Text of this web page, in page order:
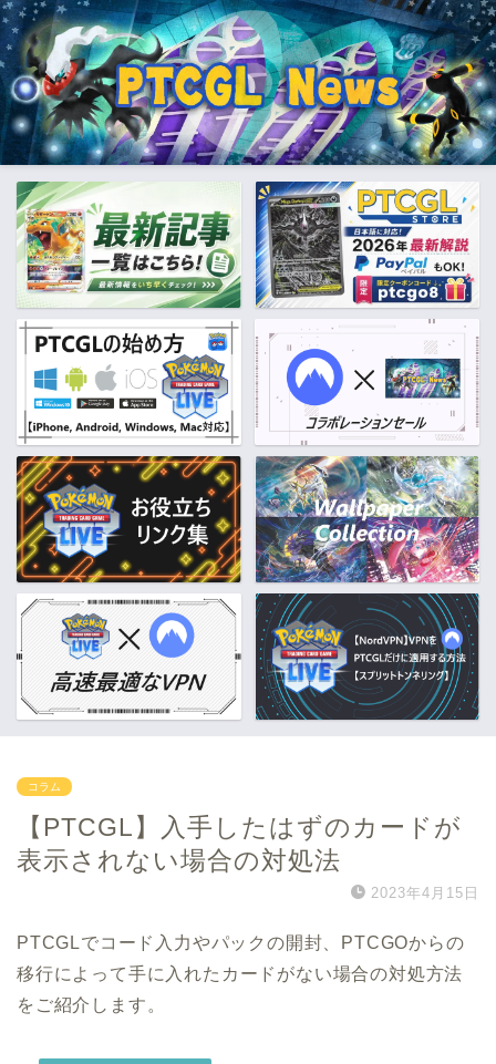
コラム
【PTCGL】入手したはずのカードが
表示されない場合の対処法
2023年4月15日
PTCGLでコード入力やパックの開封、PTCGOからの
移行によって手に入れたカードがない場合の対処方法
をご紹介します。